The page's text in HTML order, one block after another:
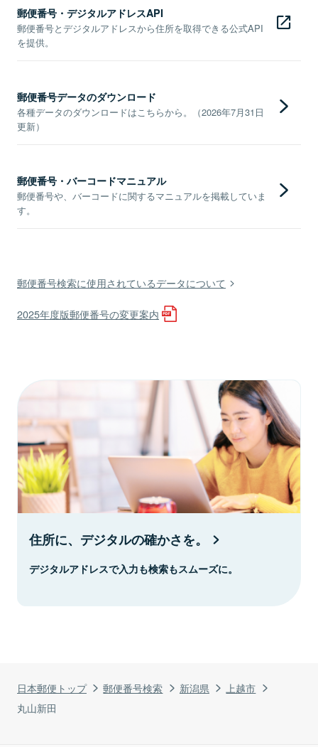
日本郵便トップ 郵便番号検索 新潟県
上越市
丸山新田
郵便番号・デジタルアドレスAPI
郵便番号とデジタルアドレスから住所を取得できる公式API
を提供。
郵便番号データのダウンロード
各種データのダウンロードはこちらから。（2026年7月31日
更新）
郵便番号・バーコードマニュアル
郵便番号や、バーコードに関するマニュアルを掲載していま
す。
郵便番号検索に使用されているデータについて
2025年度版郵便番号の変更案内
住所に、デジタルの確かさを。
デジタルアドレスで入力も検索もスムーズに。